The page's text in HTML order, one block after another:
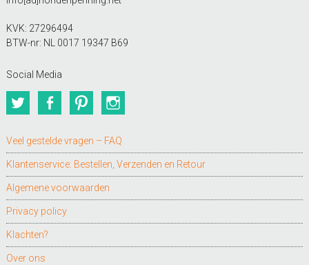
KVK: 27296494
BTW-nr: NL 0017 19347 B69
Social Media
TwitterFacebookPinterest
Veel gestelde vragen – FAQ
Klantenservice: Bestellen, Verzenden en Retour
Algemene voorwaarden
Privacy policy
Klachten?
Over ons